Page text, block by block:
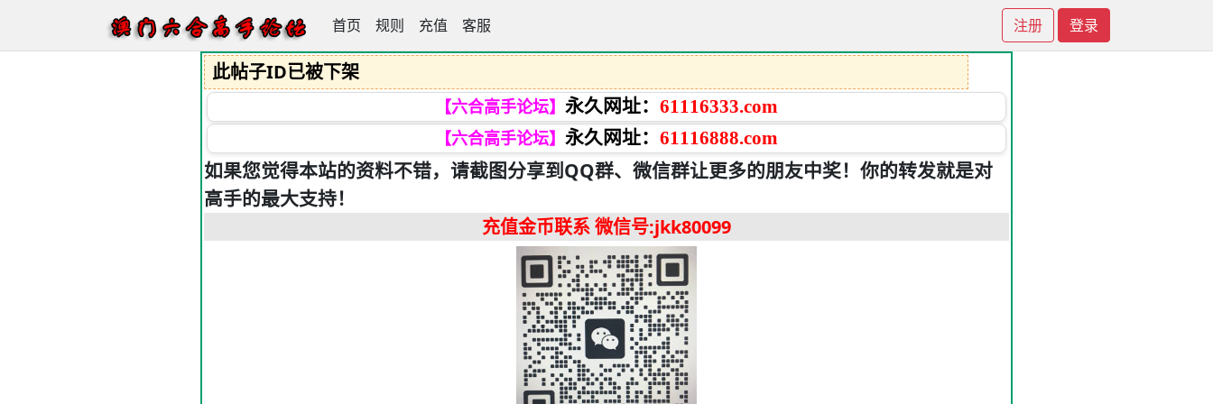
首页 规则 充值 客服 注册 登录
澳门六合高手论坛
此帖子ID已被下架
【六合高手论坛】 永久网址： 61116333.com
【六合高手论坛】 永久网址： 61116888.com
如果您觉得本站的资料不错，请截图分享到QQ群、微信群让更多的朋友中奖！你的转发就是对
高手的最大支持！
充值金币联系微信号:jkk80099